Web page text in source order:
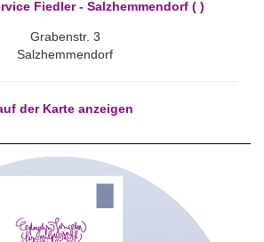
Fiedler - Salzhemmendorf ( )
Grabenstr. 3
Salzhemmendorf
der Karte anzeigen